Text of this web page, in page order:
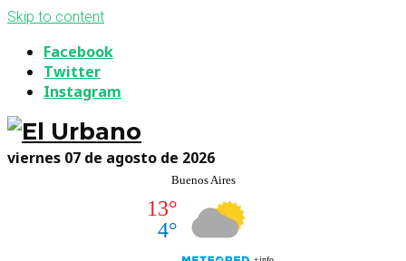
Skip to content
Facebook
Twitter
Instagram
viernes 07 de agosto de 2026